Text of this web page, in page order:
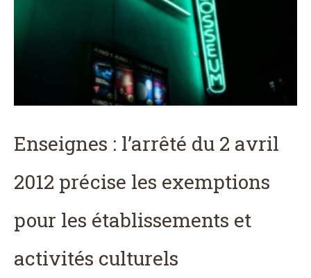
Enseignes : l’arrêté du 2 avril
2012 précise les exemptions
pour les établissements et
activités culturels